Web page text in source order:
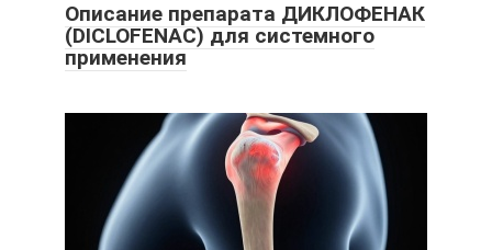
Описание препарата ДИКЛОФЕНАК
(DICLOFENAC) для системного
применения